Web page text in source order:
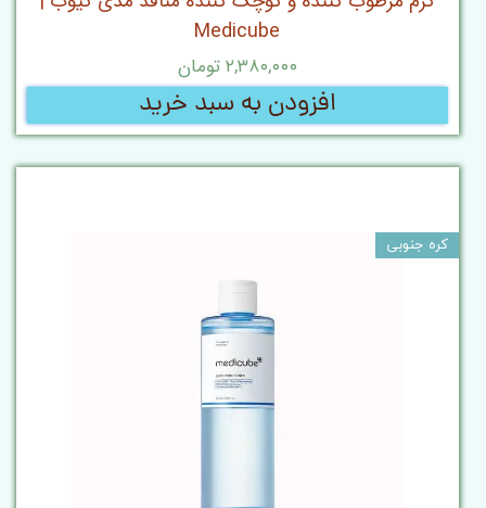
Medicube
۲,۳۸۰,۰۰۰ تومان
افزودن به سبد خرید
کره جنوبی